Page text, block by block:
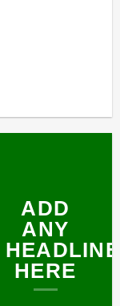
ADD
ANY
HEADLINE
HERE